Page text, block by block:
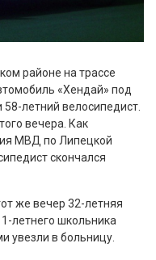
районе на трассе
«Хендай» под
летний велосипедист.
вечера. Как
МВД по Липецкой
скончался
же вечер 32-летняя
летнего школьника
увезли в больницу.